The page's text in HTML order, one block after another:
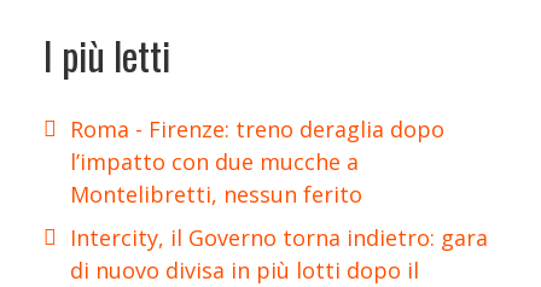
I più letti
Roma - Firenze: treno deraglia dopo
l’impatto con due mucche a
Montelibretti, nessun ferito
Intercity, il Governo torna indietro: gara
di nuovo divisa in più lotti dopo il